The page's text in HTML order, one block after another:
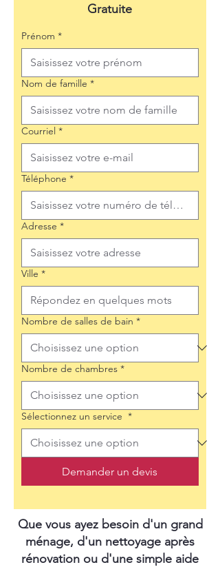
Gratuite
Prénom *
Nom de famille *
Courriel *
Téléphone *
Adresse *
Ville *
Nombre de salles de bain *
Nombre de chambres *
Sélectionnez un service *
Demander un devis
Que vous ayez besoin d'un grand
ménage, d'un nettoyage après
rénovation ou d'une simple aide